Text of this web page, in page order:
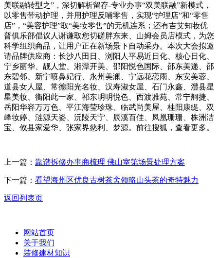
美联融转型之”，深切解析留存-专业办事“双美联融”新模式，
以零售带动护理，并用护理反哺零售，实现“护理店”和“零售
店”，“美容护理”取“美妆零售”的无机连系；还有吉艾知妆优
普俱乐部倡议人谢谦取您切磋胖东来、山姆会员店模式，为您
科学组织商品，让用户正在新场景下自动采办。本次大会拟邀
请品牌供应商：长沙八田日、浏阳人平易近日化、核心日化、
宁乡丽华、靓人堂、湘潭开美、邵阳悦色国际、邵东美递、邵
东碧邻、新宁喷鼻妃行、永州美澜、宁远花恋雨、东安美蓉、
道县女人屋、常德阳光名妆、汉寿淑女屋、石门永鑫、澧县星
星美妆、衡阳此一家、祁东明明悦色、西渡雅苑、常宁舸捷、
岳阳华容万万色、平江海莹珍珠、临武尚美屋、桂阳康缇、双
峰妆婷、涟源天姿、沅陵天宁、辰溪百佳、凤凰珊珊、株洲洁
宝、攸县家爱华、张家界慈利、梦源。前往搜狐，查看更多。
上一篇： 靠谱拆修办事商梳理 佛山室第场景处理方案
下一篇： 看望海州区优良古树茶舍领略山头茶的奇特魅力
返回列表页
网站首页
关于我们
装修建材知识